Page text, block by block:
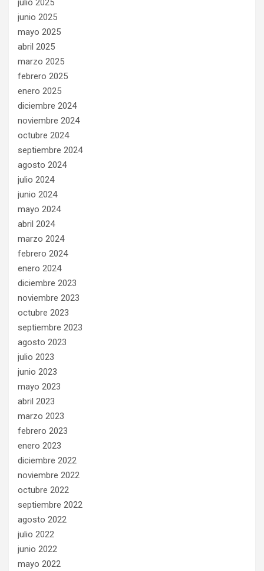
julio 2025
junio 2025
mayo 2025
abril 2025
marzo 2025
febrero 2025
enero 2025
diciembre 2024
noviembre 2024
octubre 2024
septiembre 2024
agosto 2024
julio 2024
junio 2024
mayo 2024
abril 2024
marzo 2024
febrero 2024
enero 2024
diciembre 2023
noviembre 2023
octubre 2023
septiembre 2023
agosto 2023
julio 2023
junio 2023
mayo 2023
abril 2023
marzo 2023
febrero 2023
enero 2023
diciembre 2022
noviembre 2022
octubre 2022
septiembre 2022
agosto 2022
julio 2022
junio 2022
mayo 2022